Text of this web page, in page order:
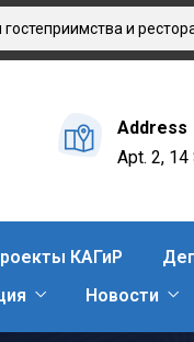
и
Address
Apt. 2,
КАГиР
Новости